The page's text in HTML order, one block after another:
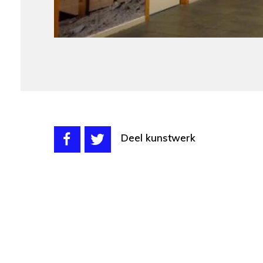
Deel kunstwerk